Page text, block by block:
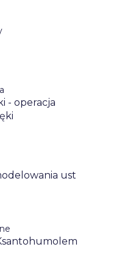
- operacja
ust